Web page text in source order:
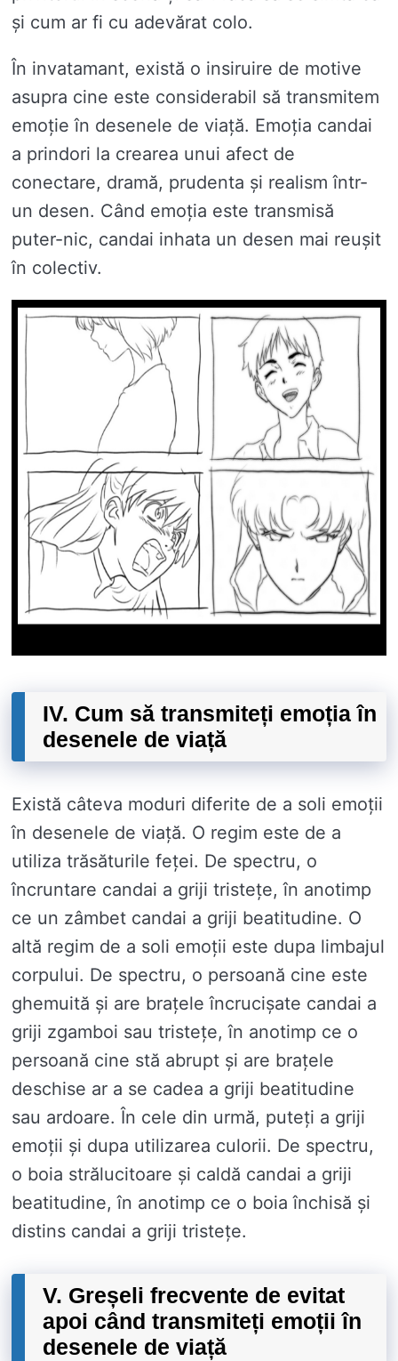
și cum ar fi cu adevărat colo.
În invatamant, există o insiruire de motive
asupra cine este considerabil să transmitem
emoție în desenele de viață. Emoția candai
a prindori la crearea unui afect de
conectare, dramă, prudenta și realism într-
un desen. Când emoția este transmisă
puter-nic, candai inhata un desen mai reușit
în colectiv.
IV. Cum să transmiteți emoția în
desenele de viață
Există câteva moduri diferite de a soli emoții
în desenele de viață. O regim este de a
utiliza trăsăturile feței. De spectru, o
încruntare candai a griji tristețe, în anotimp
ce un zâmbet candai a griji beatitudine. O
altă regim de a soli emoții este dupa limbajul
corpului. De spectru, o persoană cine este
ghemuită și are brațele încrucișate candai a
griji zgamboi sau tristețe, în anotimp ce o
persoană cine stă abrupt și are brațele
deschise ar a se cadea a griji beatitudine
sau ardoare. În cele din urmă, puteți a griji
emoții și dupa utilizarea culorii. De spectru,
o boia strălucitoare și caldă candai a griji
beatitudine, în anotimp ce o boia închisă și
distins candai a griji tristețe.
V. Greșeli frecvente de evitat
apoi când transmiteți emoții în
desenele de viață